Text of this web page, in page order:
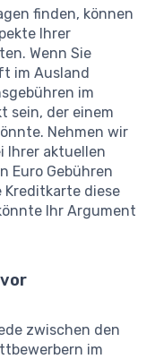
finden, können
Ihrer
Wenn Sie
im Ausland
im
sein, der einem
Nehmen wir
Ihrer aktuellen
Euro Gebühren
diese
Ihr Argument
zwischen den
im